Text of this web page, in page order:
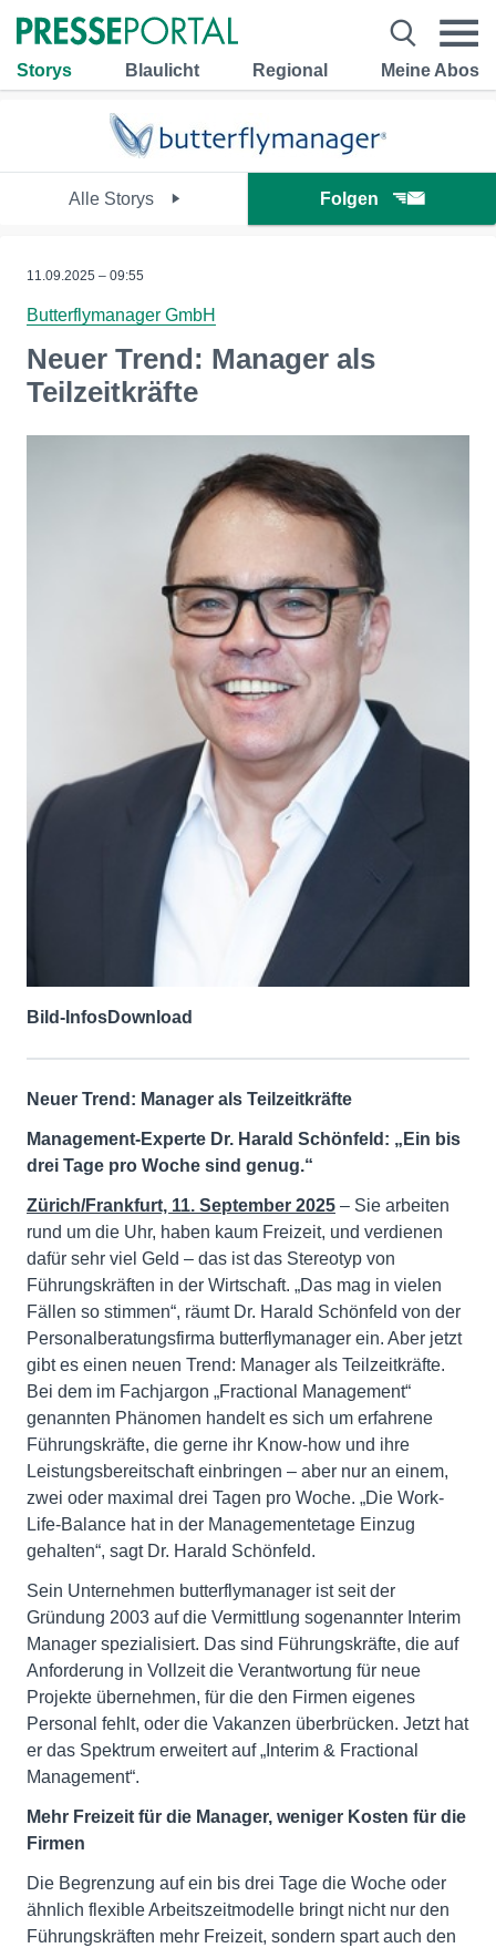
Storys Blaulicht Regional Meine Abos
Alle Storys Folgen
11.09.2025 – 09:55
Butterflymanager GmbH
Neuer Trend: Manager als
Teilzeitkräfte
Bild-InfosDownload
Neuer Trend: Manager als Teilzeitkräfte
Management-Experte Dr. Harald Schönfeld: „Ein bis
drei Tage pro Woche sind genug.“
Zürich/Frankfurt, 11. September 2025 – Sie arbeiten
rund um die Uhr, haben kaum Freizeit, und verdienen
dafür sehr viel Geld – das ist das Stereotyp von
Führungskräften in der Wirtschaft. „Das mag in vielen
Fällen so stimmen“, räumt Dr. Harald Schönfeld von der
Personalberatungsfirma butterflymanager ein. Aber jetzt
gibt es einen neuen Trend: Manager als Teilzeitkräfte.
Bei dem im Fachjargon „Fractional Management“
genannten Phänomen handelt es sich um erfahrene
Führungs­kräfte, die gerne ihr Know-how und ihre
Leistungsbereitschaft einbringen – aber nur an einem,
zwei oder maximal drei Tagen pro Woche. „Die Work-
Life-Balance hat in der Managementetage Einzug
gehalten“, sagt Dr. Harald Schönfeld.
Sein Unternehmen butterflymanager ist seit der
Gründung 2003 auf die Vermittlung sogenannter Interim
Manager spezialisiert. Das sind Führungskräfte, die auf
Anforderung in Vollzeit die Verant­wortung für neue
Projekte übernehmen, für die den Firmen eigenes
Personal fehlt, oder die Vakanzen überbrücken. Jetzt hat
er das Spektrum erweitert auf „Interim & Fractional
Management“.
Mehr Freizeit für die Manager, weniger Kosten für die
Firmen
Die Begrenzung auf ein bis drei Tage die Woche oder
ähnlich flexible Arbeitszeitmodelle bringt nicht nur den
Führungskräften mehr Freizeit, sondern spart auch den